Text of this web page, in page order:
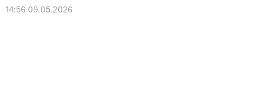
14:56 09.05.2026